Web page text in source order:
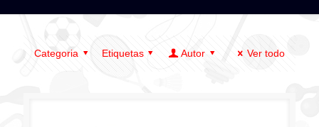
Categoria Etiquetas Autor Ver todo